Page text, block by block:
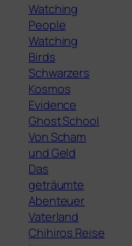
Watching
People
Watching
Birds
Schwarzers
Kosmos
Evidence
Ghost School
Von Scham
und Geld
Das
geträumte
Abenteuer
Vaterland
Chihiros Reise